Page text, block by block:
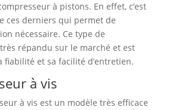
à pistons. En effet, c’est
ces derniers qui permet de
nécessaire. Ce type de
répandu sur le marché et est
fiabilité et sa facilité d’entretien.
à vis
à vis est un modèle très efficace